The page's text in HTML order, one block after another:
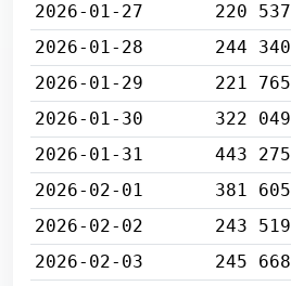
2026-01-27
220 537
2026-01-28
244 340
2026-01-29
221 765
2026-01-30
322 049
2026-01-31
443 275
2026-02-01
381 605
2026-02-02
243 519
2026-02-03
245 668